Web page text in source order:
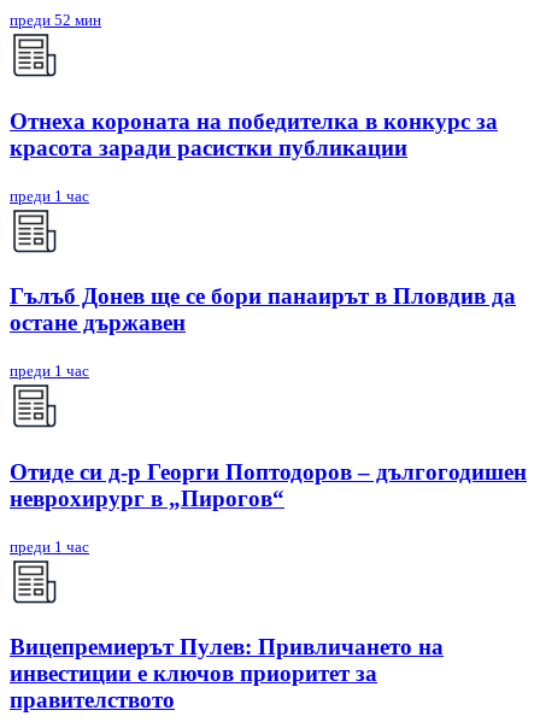
преди 52 мин
Отнеха короната на победителка в конкурс за
красота заради расистки публикации
преди 1 час
Гълъб Донев ще се бори панаирът в Пловдив да
остане държавен
преди 1 час
Отиде си д-р Георги Поптодоров – дългогодишен
неврохирург в „Пирогов“
преди 1 час
Вицепремиерът Пулев: Привличането на
инвестиции е ключов приоритет за
правителството